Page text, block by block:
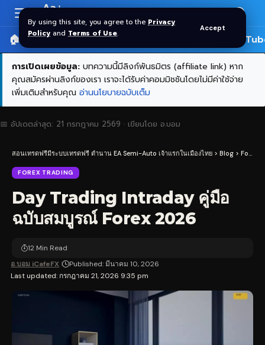
By using this site, you agree to the Privacy
Policy and Terms of Use.
Accept
Resizer
Aa
🏠 หน้าแรก ราคาทอง SPDR 🎬
การเปิดเผยข้อมูล: บทความนี้มีลิงก์พันธมิตร (affiliate link) หาก
คุณสมัครผ่านลิงก์ของเรา เราจะได้รับค่าคอมมิชชันโดยไม่มีค่าใช้จ่าย
เพิ่มเติมสำหรับคุณ อ่านนโยบายฉบับเต็ม
📅 อัปเดตล่าสุด: 21 กรกฎาคม 2569 · เขียนโดย อ.บอม
สอนเทรดฟรีมีระบบเทรดฟรี ตำนาน EA Semi-Auto เจ้าแรกในเมืองไทย > Blog > Forex Trading
FOREX TRADING
Day Trading Intraday คู่มือ
ฉบับสมบูรณ์ Forex 2026
Last updated: กรกฎาคม 21, 2026 9:35 pm
อ.บอม iCafeFX Published: มีนาคม 10, 2026
12 Min Read